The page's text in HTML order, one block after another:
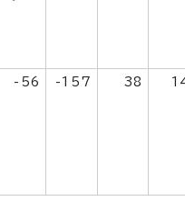
-56 -157 38